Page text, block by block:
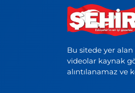
Bu sitede yer
videolar kaynak
alıntılanamaz ve